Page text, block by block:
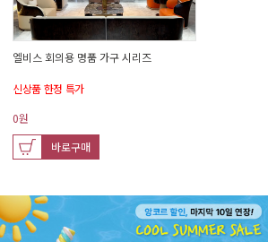
엘비스 회의용 명품 가구 시리즈
신상품 한정 특가
0원
바로구매